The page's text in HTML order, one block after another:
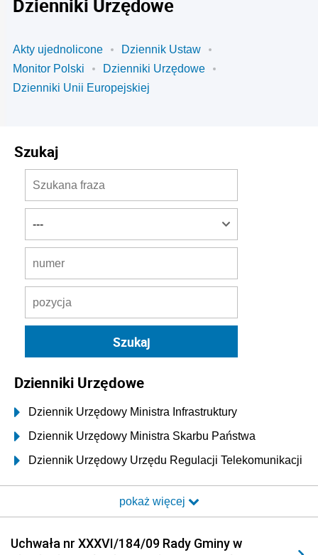
Dzienniki Urzędowe
Akty ujednolicone
Dziennik Ustaw
Monitor Polski
Dzienniki Urzędowe
Dzienniki Unii Europejskiej
Szukaj
Dzienniki Urzędowe
Dziennik Urzędowy Ministra Infrastruktury
Dziennik Urzędowy Ministra Skarbu Państwa
Dziennik Urzędowy Urzędu Regulacji Telekomunikacji
Dziennik Urzędowy Ministra Transportu i Budownictwa
Elektronicznej
pokaż więcej
Uchwała nr XXXVI/184/09 Rady Gminy w